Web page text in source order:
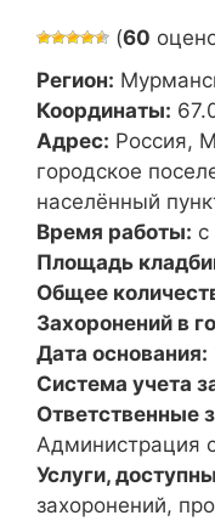
(60
Регион:
Координаты:
Адрес: Россия,
городское
населённый
Время работы:
Площадь
Общее
Захоронений в
Дата основания:
Система учета
Ответственные
Администрация
Услуги,
захоронений,